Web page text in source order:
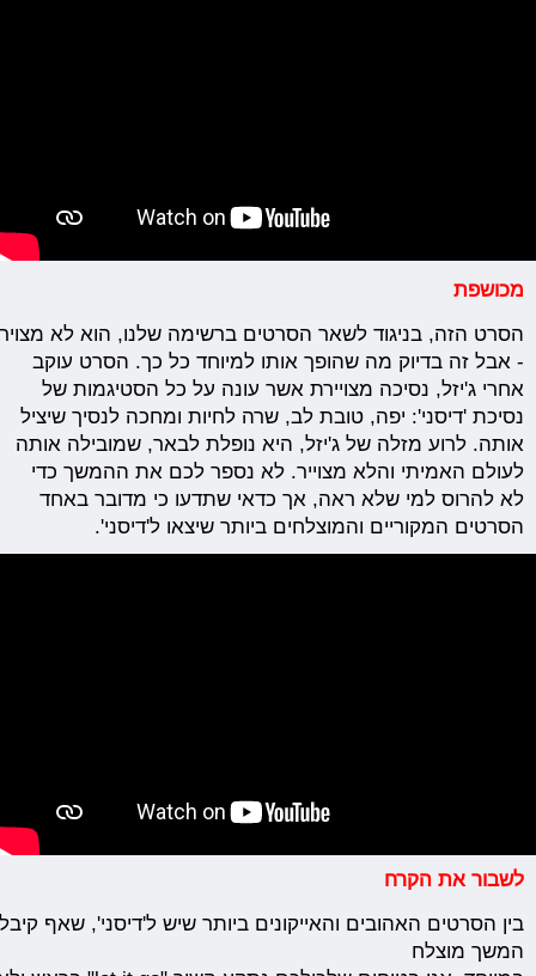
מכושפת
הסרט הזה, בניגוד לשאר הסרטים ברשימה שלנו, הוא לא
- אבל זה בדיוק מה שהופך אותו למיוחד כל כך. הסרט עוקב
אחרי ג'יזל, נסיכה מצויירת אשר עונה על כל הסטיגמות של
נסיכת 'דיסני': יפה, טובת לב, שרה לחיות ומחכה לנסיך שיציל
אותה. לרוע מזלה של ג'יזל, היא נופלת לבאר, שמובילה אותה
לעולם האמיתי והלא מצוייר. לא נספר לכם את ההמשך כדי
לא להרוס למי שלא ראה, אך כדאי שתדעו כי מדובר באחד
הסרטים המקוריים והמוצלחים ביותר שיצאו ל'דיסני'.
לשבור את הקרח
בין הסרטים האהובים והאייקונים ביותרשיש ל'דיסני', שאף
המשך מוצלח